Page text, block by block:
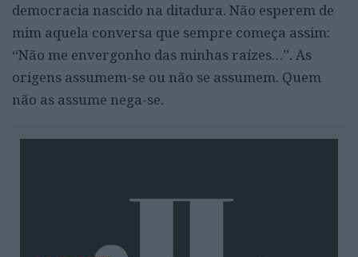
democracia nascido na ditadura. Não esperem de
mim aquela conversa que sempre começa assim:
“Não me envergonho das minhas raízes…”. As
origens assumem-se ou não se assumem. Quem
não as assume nega-se.